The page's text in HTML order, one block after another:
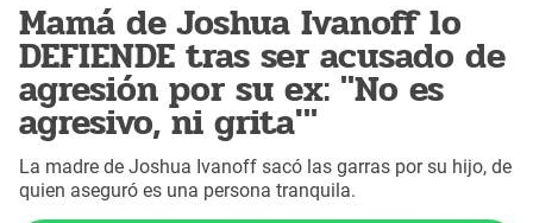
Mamá de Joshua Ivanoff lo
DEFIENDE tras ser acusado de
agresión por su ex: "No es
agresivo, ni grita'"
La madre de Joshua Ivanoff sacó las garras por su hijo, de
quien aseguró es una persona tranquila.